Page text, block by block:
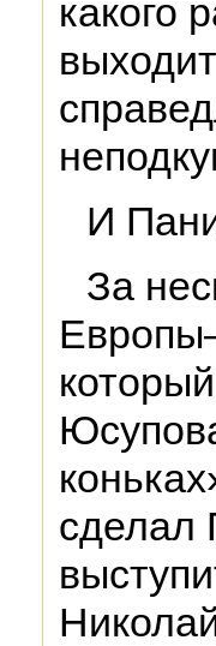
какого
И
За
сделал